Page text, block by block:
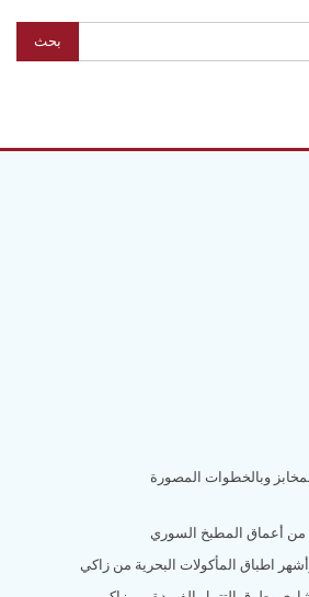
وبالخطوات المصورة
من أعماق المطبخ السوري
اطباق المأكولات البحرية من زاكي